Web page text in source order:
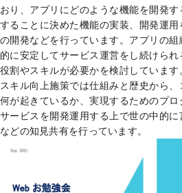
おり、アプリにどのような機能を開発す
することに決めた機能の実装、開発運用
の開発などを行っています。アプリの組
的に安定してサービス運営をし続けられ
役割やスキルが必要かを検討しています
スキル向上施策では仕組みと歴史から
何が起きているか、実現するためのプロ
サービスを開発運用する上で世の中的に
などの知見共有を行っています。